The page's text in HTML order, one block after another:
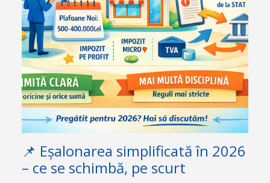
📌 Eșalonarea simplificată în 2026
– ce se schimbă, pe scurt